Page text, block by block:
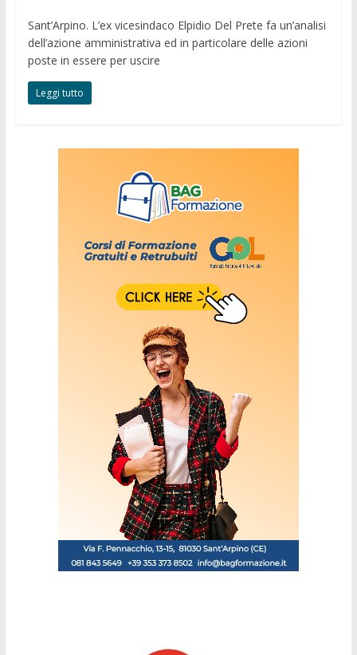
Sant’Arpino. L’ex vicesindaco Elpidio Del Prete fa un’analisi
dell’azione amministrativa ed in particolare delle azioni
poste in essere per uscire
Leggi tutto